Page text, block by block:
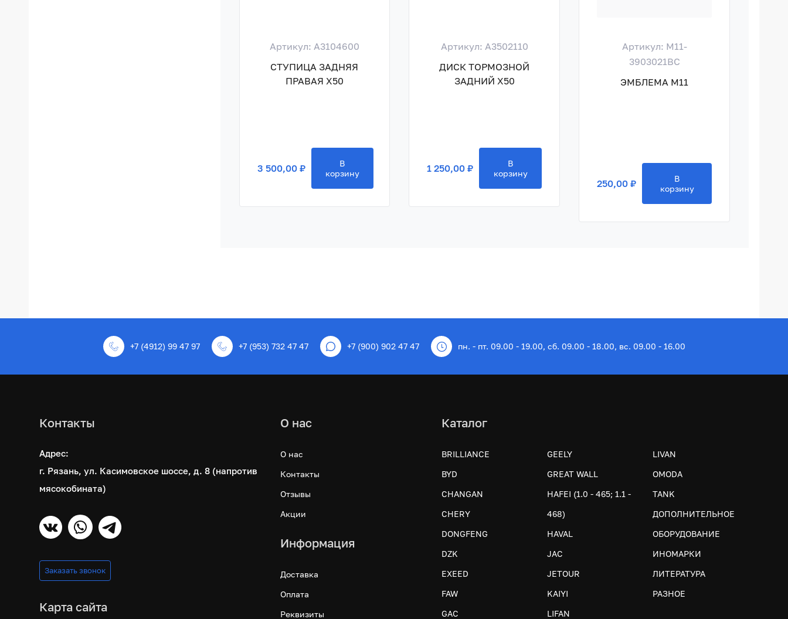
Артикул: A3104600
СТУПИЦА ЗАДНЯЯ
ПРАВАЯ X50
3 500,00 ₽
В
корзину
Артикул: A3502110
ДИСК ТОРМОЗНОЙ
ЗАДНИЙ X50
1 250,00 ₽
В
корзину
Артикул: M11-
3903021BC
ЭМБЛЕМА M11
250,00 ₽
В
корзину
+7 (4912) 99 47 97 +7 (953) 732 47 47 +7 (900) 902 47 47 пн. - пт. 09.00 - 19.00, сб. 09.00 - 18.00, вс. 09.00 - 16.00
Контакты
Адрес:
г. Рязань, ул. Касимовское шоссе, д. 8 (напротив
мясокобината)
Заказать звонок
Карта сайта
О нас
О нас
Контакты
Отзывы
Акции
Информация
Доставка
Оплата
Реквизиты
Каталог
BRILLIANCE
BYD
CHANGAN
CHERY
DONGFENG
DZK
EXEED
FAW
GAC
GEELY
GREAT WALL
HAFEI (1.0 - 465; 1.1 -
468)
HAVAL
JAC
JETOUR
KAIYI
LIFAN
LIVAN
OMODA
TANK
ДОПОЛНИТЕЛЬНОЕ
ОБОРУДОВАНИЕ
ИНОМАРКИ
ЛИТЕРАТУРА
РАЗНОЕ